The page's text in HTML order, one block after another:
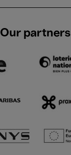
Our partners